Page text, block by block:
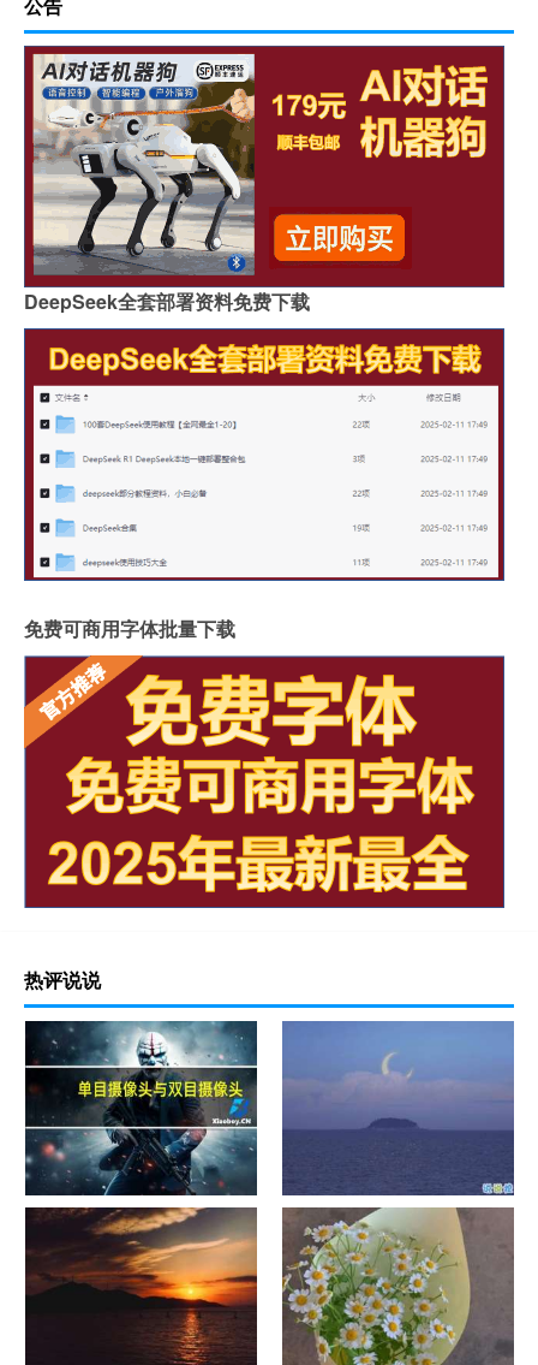
DeepSeek全套部署资料免费下载
免费可商用字体批量下载
热评说说
单目摄像头与双目摄像头
晚安励志语录带图片 晚安心语
励志鸡汤